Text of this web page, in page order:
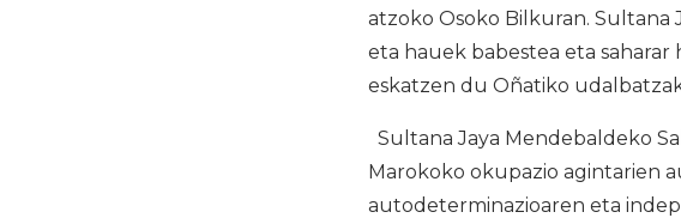
atzoko Osoko Bilkuran. Sultana
eta hauek babestea eta
eskatzen du Oñatiko
Sultana Jaya Mendebaldeko
Marokoko okupazio agintarien
autodeterminazioaren eta